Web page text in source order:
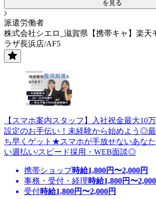
を見る
派遣労働者
株式会社シエロ_滋賀県【携帯キャ】楽天
ラザ長浜店/AF5
【スマホ案内スタッフ】入社祝金最大10
設定のお手伝い！未経験から始めよう◎
ち早くゲット★スマホが手放せないあな
い週払い/スピード採用・WEB面談◎
携帯ショップ時給1,800円〜2,000円
事務・受付・経理時給1,800円〜2,000
受付時給1,800円〜2,000円